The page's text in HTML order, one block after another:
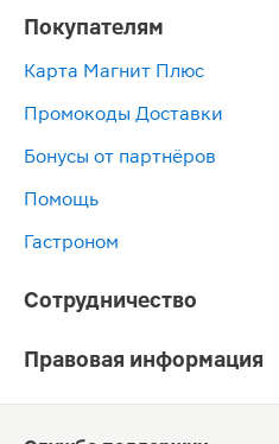
Покупателям
Карта Магнит Плюс
Промокоды Доставки
Бонусы от партнёров
Помощь
Гастроном
Сотрудничество
Правовая информация